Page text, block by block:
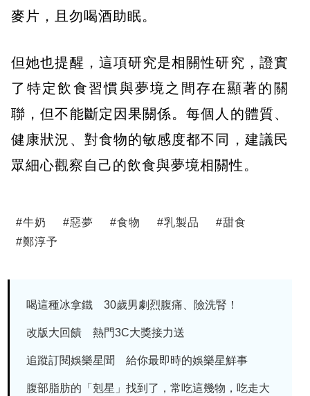
麥片，且勿喝酒助眠。​
但她也提醒，這項研究是相關性研究，證實
了特定飲食習慣與夢境之間存在顯著的關
聯，但不能斷定因果關係。每個人的體質、
健康狀況、對食物的敏感度都不同，建議民
眾細心觀察自己的飲食與夢境相關性。
#牛奶 #惡夢 #食物 #乳製品 #甜食
#鄭淳予
喝這種冰拿鐵 30歲男劇烈腹痛、險洗腎！
改版大回饋 熱門3C大獎接力送
追蹤訂閱娛樂星聞 給你最即時的娛樂星鮮事
腹部脂肪的「剋星」找到了，常吃這幾物，吃走大